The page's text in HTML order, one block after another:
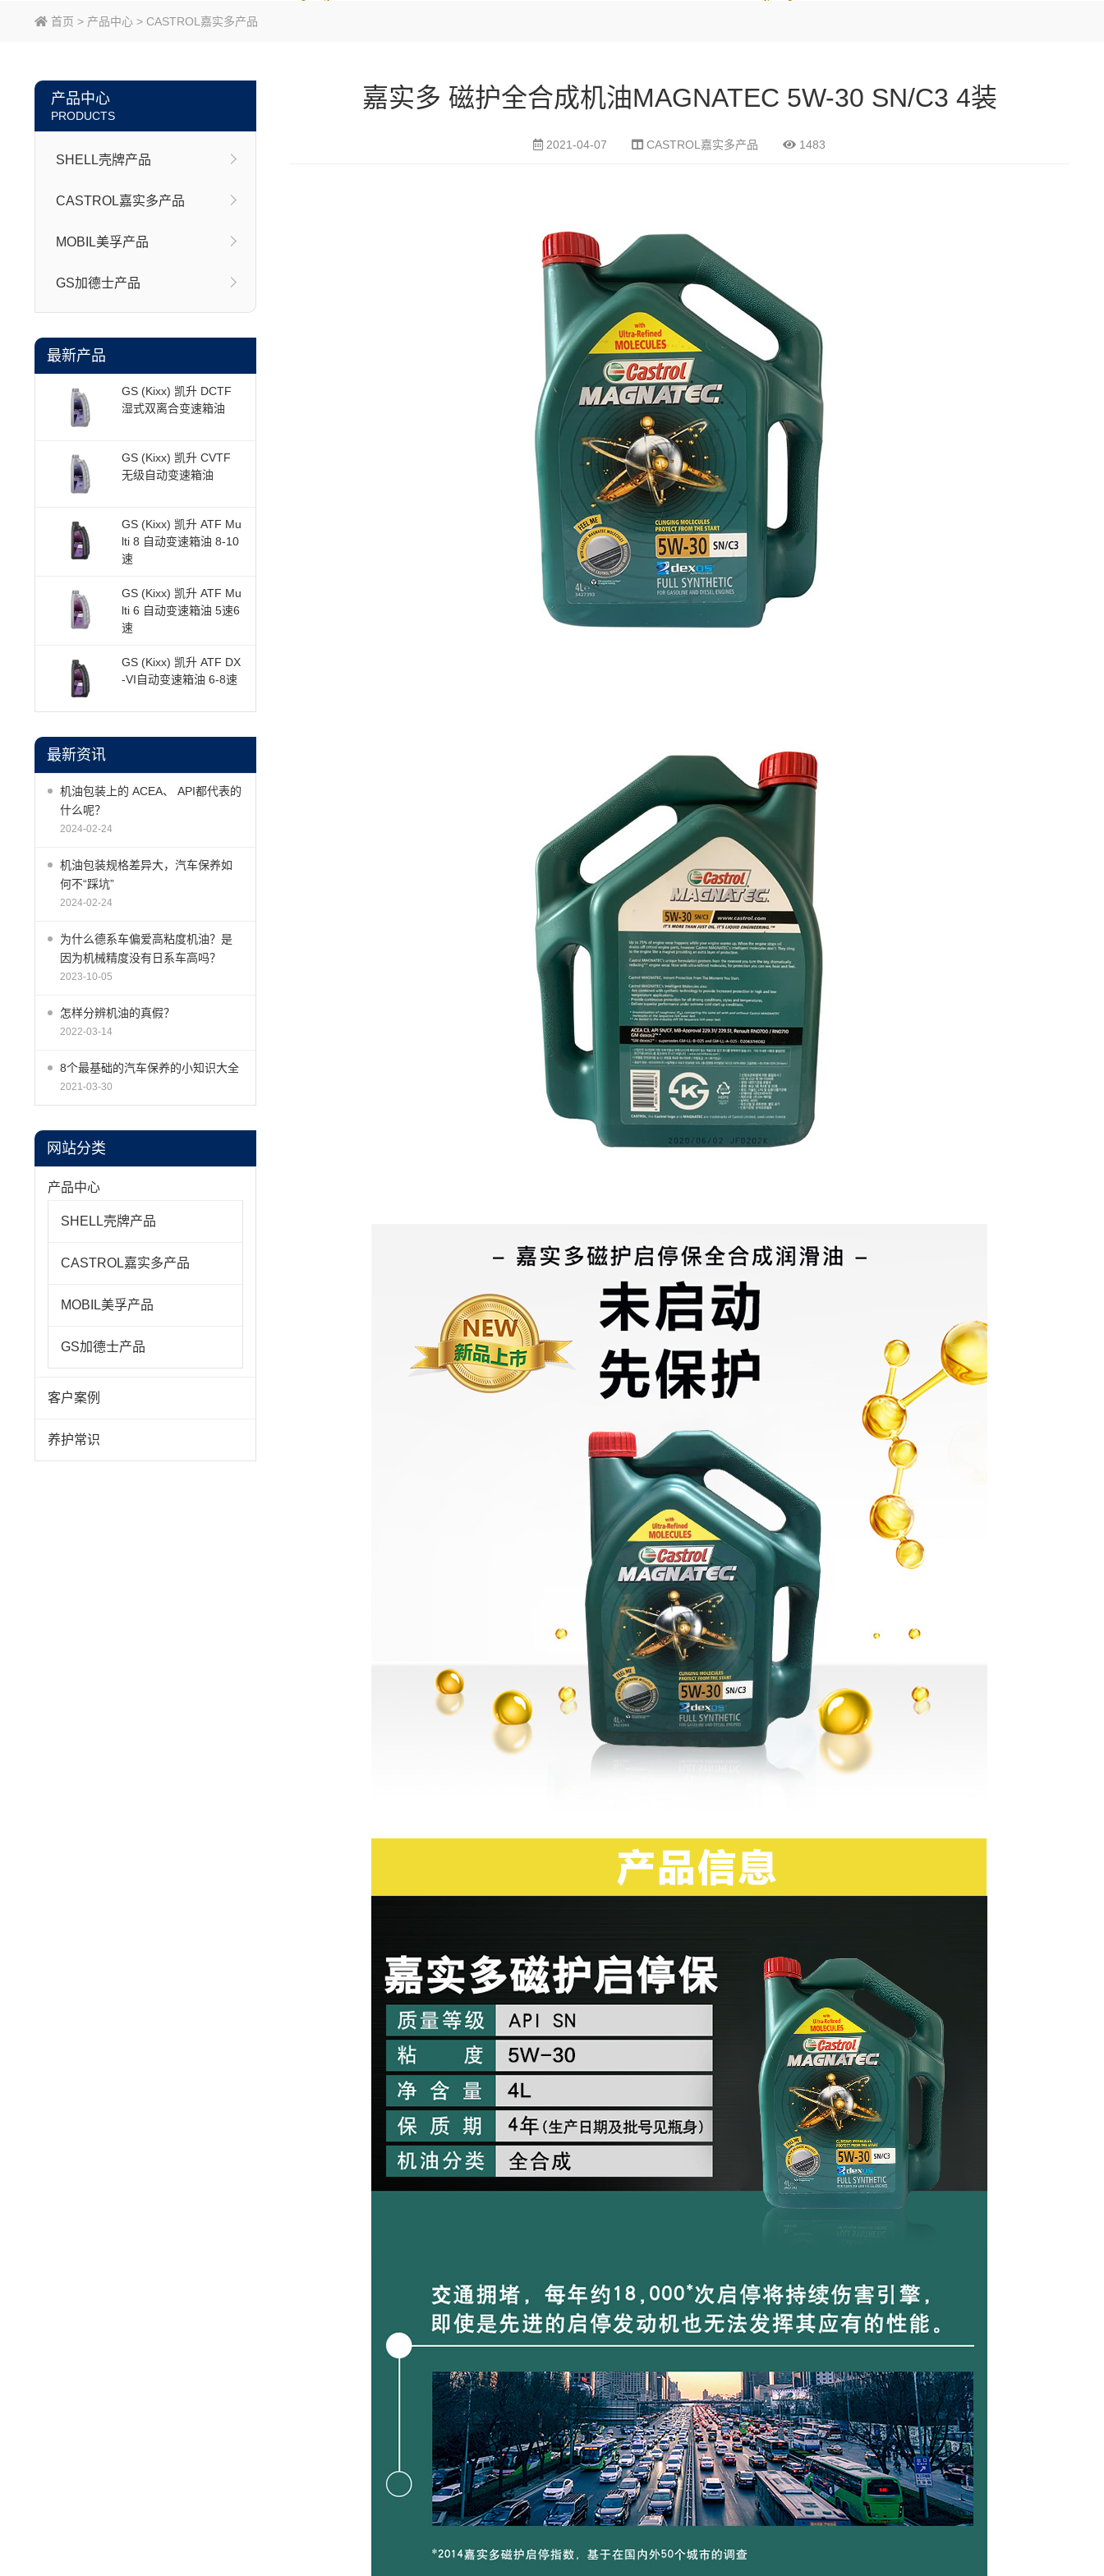
首页 > 产品中心 > CASTROL嘉实多产品
产品中心
PRODUCTS
SHELL壳牌产品
CASTROL嘉实多产品
MOBIL美孚产品
GS加德士产品
最新产品
GS (Kixx) 凯升 DCTF
湿式双离合变速箱油
GS (Kixx) 凯升 CVTF
无级自动变速箱油
GS (Kixx) 凯升 ATF Mu
lti 8 自动变速箱油 8-10
速
GS (Kixx) 凯升 ATF Mu
lti 6 自动变速箱油 5速6
速
GS (Kixx) 凯升 ATF DX
-VI自动变速箱油 6-8速
最新资讯
机油包装上的 ACEA、 API都代表的
什么呢？
2024-02-24
机油包装规格差异大，汽车保养如
何不“踩坑”
2024-02-24
为什么德系车偏爱高粘度机油？是
因为机械精度没有日系车高吗？
2023-10-05
怎样分辨机油的真假？
2022-03-14
8个最基础的汽车保养的小知识大全
2021-03-30
网站分类
产品中心
SHELL壳牌产品
CASTROL嘉实多产品
MOBIL美孚产品
GS加德士产品
客户案例
养护常识
嘉实多 磁护全合成机油MAGNATEC 5W-30 SN/C3 4装
2021-04-07 CASTROL嘉实多产品 1483